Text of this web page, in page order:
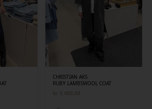
CHRISTIAN AKS
RUBY LAMBSWOOL COAT